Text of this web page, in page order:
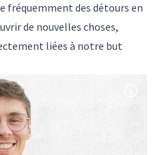
fréquemment des détours en
de nouvelles choses,
liées à notre but